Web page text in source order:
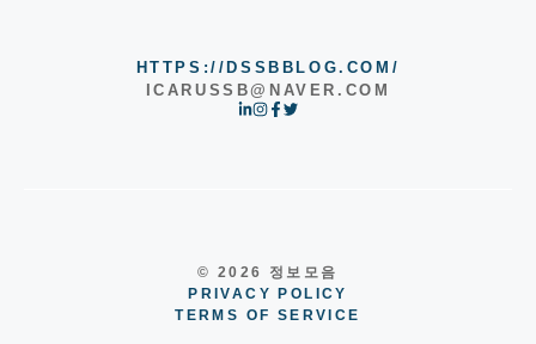
HTTPS://DSSBBLOG.COM/
ICARUSSB@NAVER.COM
© 2026 정보모음
PRIVACY POLICY
TERMS OF SERVICE